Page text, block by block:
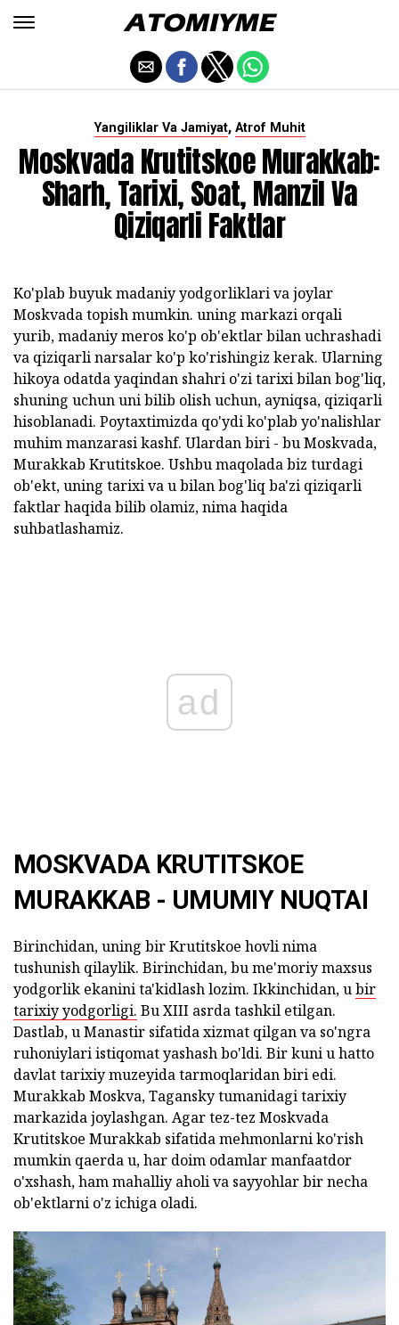
Yangiliklar Va Jamiyat, Atrof Muhit
Moskvada Krutitskoe Murakkab:
Sharh, Tarixi, Soat, Manzil Va
Qiziqarli Faktlar
Ko'plab buyuk madaniy yodgorliklari va joylar
Moskvada topish mumkin. uning markazi orqali
yurib, madaniy meros ko'p ob'ektlar bilan uchrashadi
va qiziqarli narsalar ko'p ko'rishingiz kerak. Ularning
hikoya odatda yaqindan shahri o'zi tarixi bilan bog'liq,
shuning uchun uni bilib olish uchun, ayniqsa, qiziqarli
hisoblanadi. Poytaxtimizda qo'ydi ko'plab yo'nalishlar
muhim manzarasi kashf. Ulardan biri - bu Moskvada,
Murakkab Krutitskoe. Ushbu maqolada biz turdagi
ob'ekt, uning tarixi va u bilan bog'liq ba'zi qiziqarli
faktlar haqida bilib olamiz, nima haqida
suhbatlashamiz.
ad
MOSKVADA KRUTITSKOE
MURAKKAB - UMUMIY NUQTAI
Birinchidan, uning bir Krutitskoe hovli nima
tushunish qilaylik. Birinchidan, bu me'moriy maxsus
yodgorlik ekanini ta'kidlash lozim. Ikkinchidan, ubir
tarixiy yodgorligi. Bu XIII asrda tashkil etilgan.
Dastlab, u Manastir sifatida xizmat qilgan va so'ngra
ruhoniylari istiqomat yashash bo'ldi. Bir kuni u hatto
davlat tarixiy muzeyida tarmoqlaridan biri edi.
Murakkab Moskva, Tagansky tumanidagi tarixiy
markazida joylashgan. Agar tez-tez Moskvada
Krutitskoe Murakkab sifatida mehmonlarni ko'rish
mumkin qaerda u, har doim odamlar manfaatdor
o'xshash, ham mahalliy aholi va sayyohlar bir necha
ob'ektlarni o'z ichiga oladi.